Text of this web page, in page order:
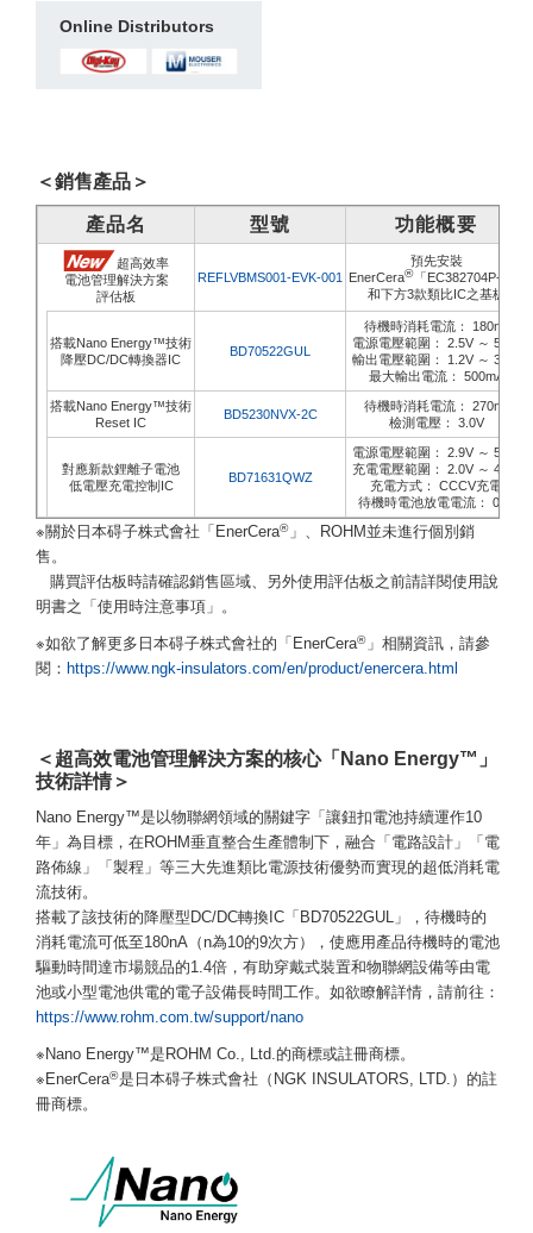
Online Distributors
＜銷售產品＞
產品名 型號 功能概要
超高效率
電池管理解決方案
評估板
REFLVBMS001-EVK-001
預先安裝
EnerCera®
「EC382704P-C」
和下方3款類比IC之基板
搭載Nano Energy™技術
降壓DC/DC轉換器IC
BD70522GUL
待機時消耗電流： 180nA
電源電壓範圍： 2.5V ～ 5.5V
輸出電壓範圍： 1.2V ～ 3.3V
最大輸出電流： 500mA
搭載Nano Energy™技術
Reset IC
BD5230NVX-2C
待機時消耗電流： 270nA
檢測電壓： 3.0V
對應新款鋰離子電池
低電壓充電控制IC
BD71631QWZ
電源電壓範圍： 2.9V ～ 5.5V
充電電壓範圍： 2.0V ～ 4.7V
充電方式： CCCV充電
待機時電池放電電流： 0µA
※關於日本碍子株式會社「EnerCera® 」、ROHM並未進行個別銷
售。
購買評估板時請確認銷售區域、另外使用評估板之前請詳閱使用說
明書之「使用時注意事項」。
※如欲了解更多日本碍子株式會社的「EnerCera® 」相關資訊，請參
閱： https://www.ngk-insulators.com/en/product/enercera.html
＜超高效電池管理解決方案的核心「Nano Energy™」
技術詳情＞
Nano Energy™是以物聯網領域的關鍵字「讓鈕扣電池持續運作10
年」為目標，在ROHM垂直整合生產體制下，融合「電路設計」「電
路佈線」「製程」等三大先進類比電源技術優勢而實現的超低消耗電
流技術。
搭載了該技術的降壓型DC/DC轉換IC「BD70522GUL」，待機時的
消耗電流可低至180nA（n為10的9次方），使應用產品待機時的電池
驅動時間達市場競品的1.4倍，有助穿戴式裝置和物聯網設備等由電
池或小型電池供電的電子設備長時間工作。如欲瞭解詳情，請前往：
https://www.rohm.com.tw/support/nano
※Nano Energy™是ROHM Co., Ltd.的商標或註冊商標。
※EnerCera®是日本碍子株式會社（NGK INSULATORS, LTD.）的註
冊商標。